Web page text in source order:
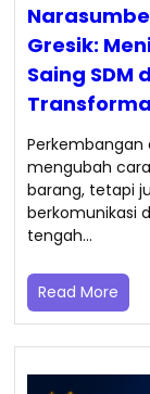
Gresik:
Saing SDM
Perkembangan
mengubah
barang, tetapi
berkomunikasi
tengah…
Read More